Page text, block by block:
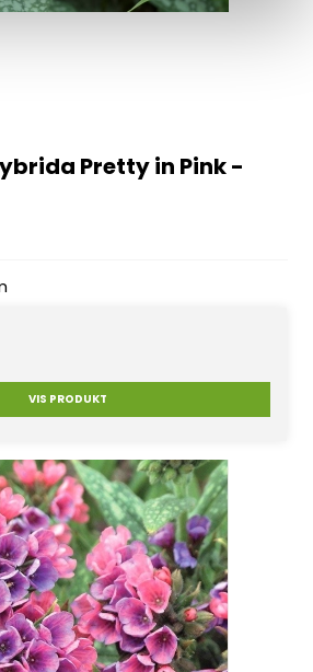
Pretty in Pink -
VIS PRODUKT